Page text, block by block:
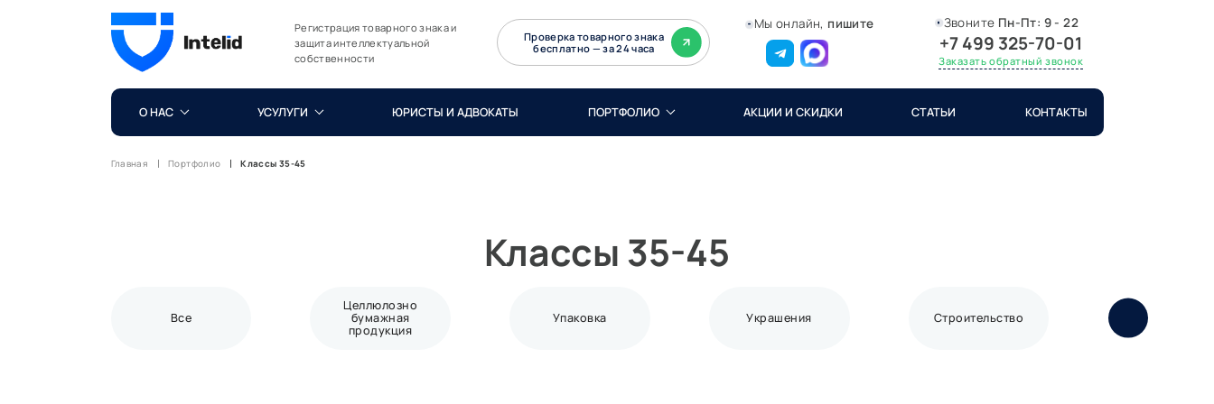
Регистрация товарного знака и
защита интеллектуальной
собственности
Проверка товарного знака
бесплатно — за 24 часа
Мы онлайн, пишите Звоните Пн-Пт: 9 - 22
+7 499 325-70-01
Заказать обратный звонок
О НАС УСУЛУГИ ЮРИСТЫ И АДВОКАТЫ ПОРТФОЛИО АКЦИИ И СКИДКИ СТАТЬИ КОНТАКТЫ
Главная Портфолио Классы 35-45
Классы 35-45
Все
Целлюлозно
бумажная
продукция
Упаковка Украшения Строительство